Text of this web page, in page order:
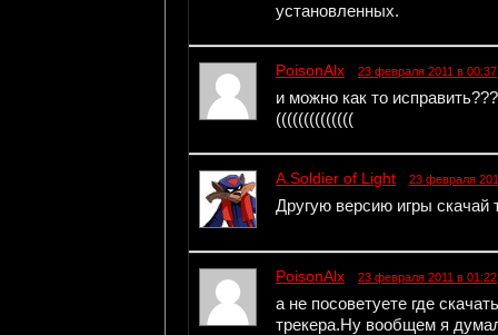
установленных.
PoisonAlx 23 февраля 2011 в 00:37
и можно как то
((((((((((((((
A.Soldier of Light 23 февраля
Другую версию игры скачай
PoisonAlx 23 февраля 2011 в 01:22
а не посоветуете где
трекера.Ну вообщем я